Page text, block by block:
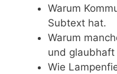
Warum
Subtext hat.
Warum
und
Wie